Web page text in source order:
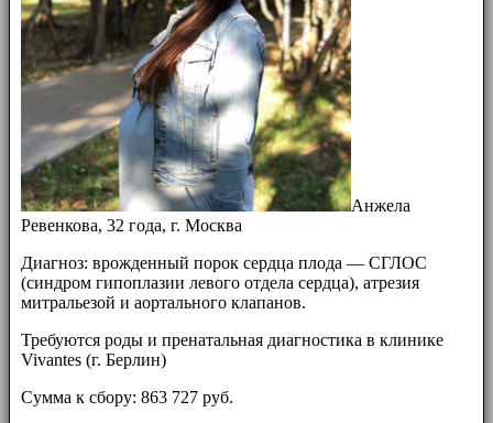
Анжела
Ревенкова, 32 года, г. Москва
Диагноз: врожденный порок сердца плода — СГЛОС
(синдром гипоплазии левого отдела сердца), атрезия
митральезой и аортального клапанов.
Требуются роды и пренатальная диагностика в клинике
Vivantes (г. Берлин)
Сумма к сбору: 863 727 руб.